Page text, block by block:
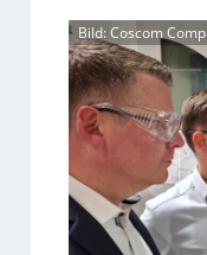
Bild: Coscom